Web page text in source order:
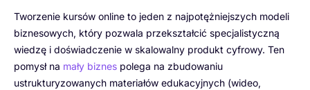
Tworzenie kursów online to jeden z najpotężniejszych modeli
biznesowych, który pozwala przekształcić specjalistyczną
wiedzę i doświadczenie w skalowalny produkt cyfrowy. Ten
pomysł na mały biznes polega na zbudowaniu
ustrukturyzowanych materiałów edukacyjnych (wideo,